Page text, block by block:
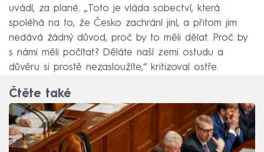
uvádí, za plané. „Toto je vláda sobectví, která
spoléhá na to, že Česko zachrání jiní, a přitom jim
nedává žádný důvod, proč by to měli dělat. Proč by
s námi měli počítat? Děláte naší zemi ostudu a
důvěru si prostě nezasloužíte,“ kritizoval ostře.
Čtěte také